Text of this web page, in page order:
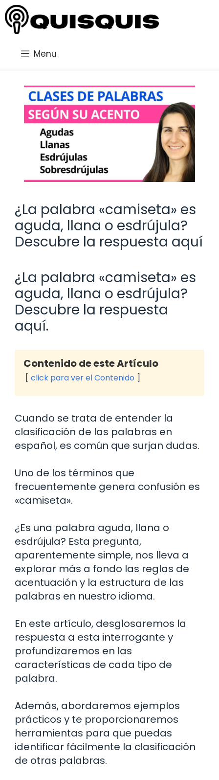
Saltar
al
contenido
Menu
¿La palabra «camiseta» es
aguda, llana o esdrújula?
Descubre la respuesta aquí
¿La palabra «camiseta» es
aguda, llana o esdrújula?
Descubre la respuesta
aquí.
Contenido de este Artículo
click para ver el Contenido
Cuando se trata de entender la
clasificación de las palabras en
español, es común que surjan dudas.
Uno de los términos que
frecuentemente genera confusión es
«camiseta».
¿Es una palabra aguda, llana o
esdrújula? Esta pregunta,
aparentemente simple, nos lleva a
explorar más a fondo las reglas de
acentuación y la estructura de las
palabras en nuestro idioma.
En este artículo, desglosaremos la
respuesta a esta interrogante y
profundizaremos en las
características de cada tipo de
palabra.
Además, abordaremos ejemplos
prácticos y te proporcionaremos
herramientas para que puedas
identificar fácilmente la clasificación
de otras palabras.